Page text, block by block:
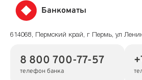
Банкоматы
614068, Пермский край, г Пермь, ул
8 800 700-77-57
телефон банка